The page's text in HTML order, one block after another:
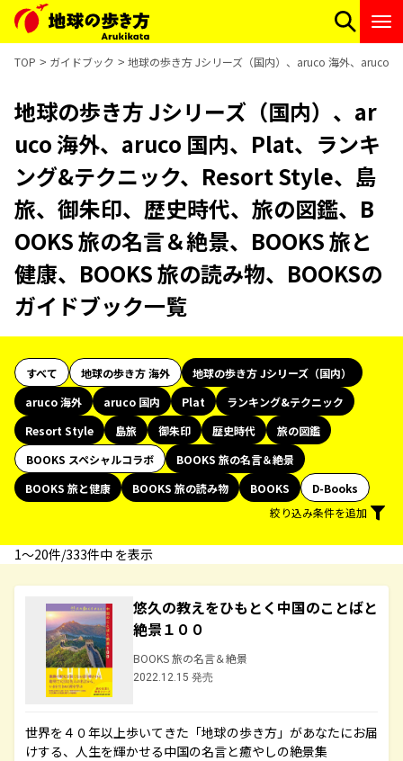
TOP ガイドブック 地球の歩き方 Jシリーズ（国内）、aruco 海外、aruco
地球の歩き方 Jシリーズ（国内）、ar
uco 海外、aruco 国内、Plat、ランキ
ング&テクニック、Resort Style、島
旅、御朱印、歴史時代、旅の図鑑、B
OOKS 旅の名言＆絶景、BOOKS 旅と
健康、BOOKS 旅の読み物、BOOKSの
ガイドブック一覧
すべて 地球の歩き方 海外
地球の歩き方 Jシリーズ（国内）
aruco 海外
aruco 国内 Plat
ランキング&テクニック
Resort Style
島旅 御朱印 歴史時代
旅の図鑑
BOOKS スペシャルコラボ
BOOKS 旅の名言＆絶景
BOOKS 旅と健康
BOOKS 旅の読み物 BOOKS
D-Books
絞り込み条件を追加
1〜20件/333件中 を表示
悠久の教えをひもとく中国のことばと
絶景１００
BOOKS 旅の名言＆絶景
2022.12.15 発売
世界を４０年以上歩いてきた「地球の歩き方」があなたにお届
けする、人生を輝かせる中国の名言と癒やしの絶景集